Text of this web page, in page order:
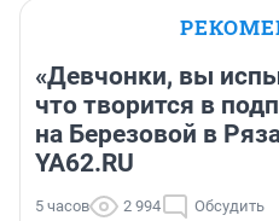
«Девчонки, вы
что творится в
на Березовой в
YA62.RU
5 часов 2 994 Обсудить